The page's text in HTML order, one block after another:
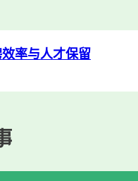
率与人才保留